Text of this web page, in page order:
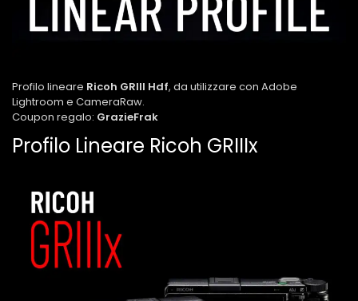
Profilo lineare Ricoh GRIII Hdf, da utilizzare con Adobe
Lightroom e CameraRaw.
Coupon regalo: GrazieFrak
Profilo Lineare Ricoh GRIIIx